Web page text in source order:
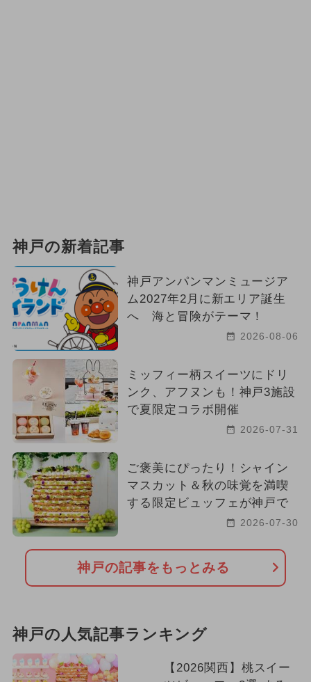
神戸の新着記事
神戸アンパンマンミュージア
ム2027年2月に新エリア誕生
へ 海と冒険がテーマ！
2026-08-06
ミッフィー柄スイーツにドリ
ンク、アフヌンも！神戸3施設
で夏限定コラボ開催
2026-07-31
ご褒美にぴったり！シャイン
マスカット＆秋の味覚を満喫
する限定ビュッフェが神戸で
2026-07-30
神戸の記事をもっとみる
神戸の人気記事ランキング
【2026関西】桃スイー